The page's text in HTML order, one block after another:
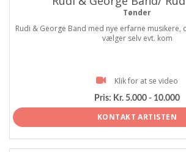
Tønder
Rudi & George Band med nye erfarne musikere,
vælger selv evt. kom
Klik for at se video
Pris: Kr. 5.000 - 10.000
KONTAKT ARTISTEN